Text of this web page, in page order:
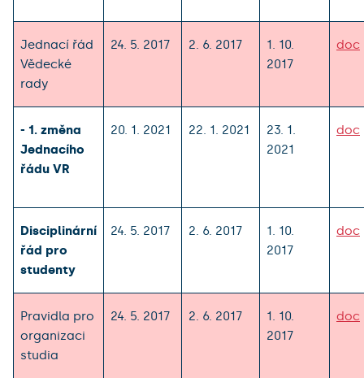
Jednací řád
Vědecké
rady
24. 5. 2017 2. 6. 2017
1. 10.
2017
doc
- 1. změna
Jednacího
řádu VR
20. 1. 2021 22. 1. 2021
23. 1.
2021
doc
Disciplinární
řád pro
studenty
24. 5. 2017 2. 6. 2017
1. 10.
2017
doc
Pravidla pro
organizaci
studia
24. 5. 2017 2. 6. 2017
1. 10.
2017
doc